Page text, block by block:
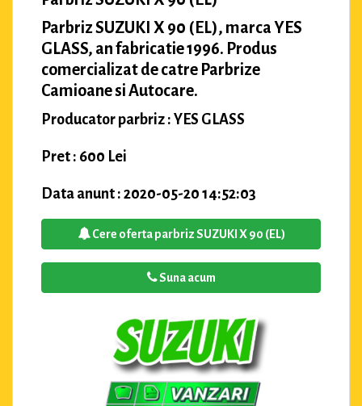
Parbriz SUZUKI X 90 (EL), marca YES
GLASS, an fabricatie 1996. Produs
comercializat de catre Parbrize
Camioane si Autocare.
Producator parbriz : YES GLASS
Pret : 600 Lei
Data anunt : 2020-05-20 14:52:03
Cere oferta parbriz SUZUKI X 90 (EL)
Suna acum